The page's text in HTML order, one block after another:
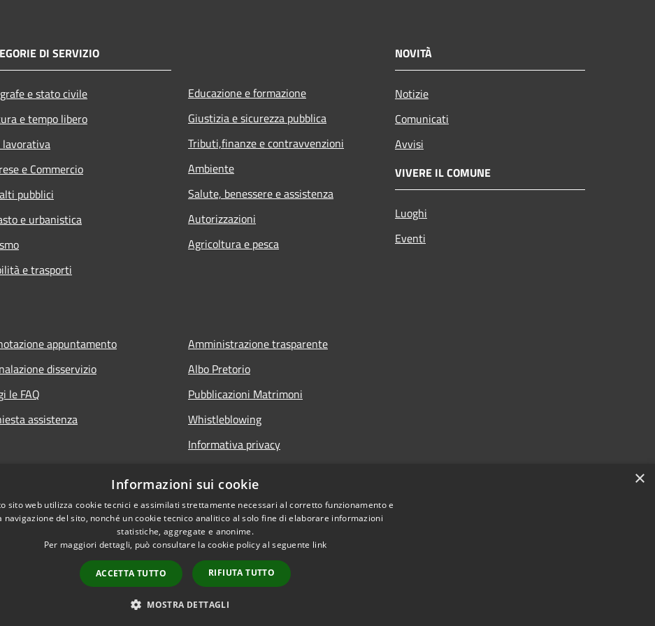
DI SERVIZIO
e stato civile
e tempo libero
e Commercio
pubblici
e urbanistica
e trasporti
Educazione e formazione
Giustizia e sicurezza pubblica
Tributi,finanze e contravvenzioni
Ambiente
Salute, benessere e assistenza
Autorizzazioni
Agricoltura e pesca
NOVITÀ
Notizie
Comunicati
Avvisi
VIVERE IL COMUNE
Luoghi
Eventi
appuntamento
disservizio
le FAQ
assistenza
Amministrazione trasparente
Albo Pretorio
Pubblicazioni Matrimoni
Whistleblowing
Informativa privacy
Dichiarazione di accessibilità
Copyright © 2026 • Comune di Montegranaro • Powered by
×
Informazioni sui cookie
sito web utilizza cookie tecnici e assimilati strettamente necessari al corretto funzionamento e
navigazione del sito, nonché un cookie tecnico analitico al solo fine di elaborare informazioni
statistiche, aggregate e anonime.
Per maggiori dettagli, può consultare la cookie policy al seguente link
ACCETTA TUTTO RIFIUTA TUTTO
MOSTRA DETTAGLI